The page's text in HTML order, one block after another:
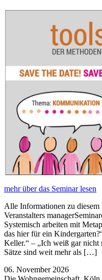
mehr über das Seminar lesen
Alle Informationen zu diesem
Veranstalters
Systemisch arbeiten mit
das hier für ein
Keller.“ – „Ich weiß gar
Sätze sind weit mehr als […]
06. November 2026